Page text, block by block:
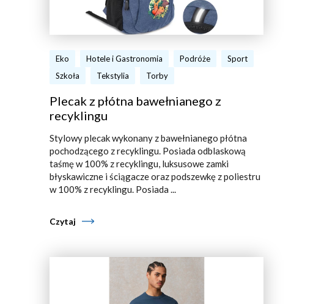
Eko Hotele i Gastronomia Podróże
Sport
Szkoła
Tekstylia Torby
Plecak z płótna bawełnianego z
recyklingu
Stylowy plecak wykonany z bawełnianego płótna
pochodzącego z recyklingu. Posiada odblaskową
taśmę w 100% z recyklingu, luksusowe zamki
błyskawiczne i ściągacze oraz podszewkę z poliestru
w 100% z recyklingu. Posiada ...
Czytaj